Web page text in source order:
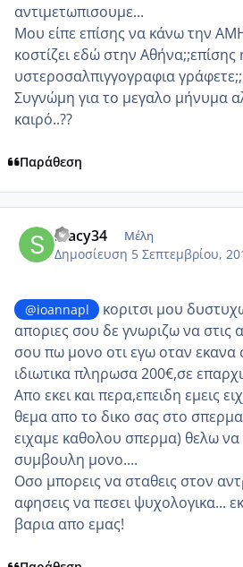
αντιμετωπισουμε...
Μου είπε επίσης να κάνω την
κοστίζει εδώ στην Αθήνα;;επίσης
υστεροσαλπιγγογραφια
Συγνώμη για το μεγαλο μήνυμα
καιρό..??
Παράθεση
Stacy34 Μέλη
Δημοσίευση 5 Σεπτεμβρίου,
@ioannapl
κοριτσι μου
αποριες σου δε γνωριζω να
σου πω μονο οτι εγω οταν εκανα
ιδιωτικα πληρωσα 200€,σε
Απο εκει και περα,επειδη εμεις
θεμα απο το δικο σας στο
ειχαμε καθολου σπερμα) θελω
συμβουλη μονο....
Οσο μπορεις να σταθεις στον
αφησεις να πεσει ψυχολογικα...
βαρια απο εμας!